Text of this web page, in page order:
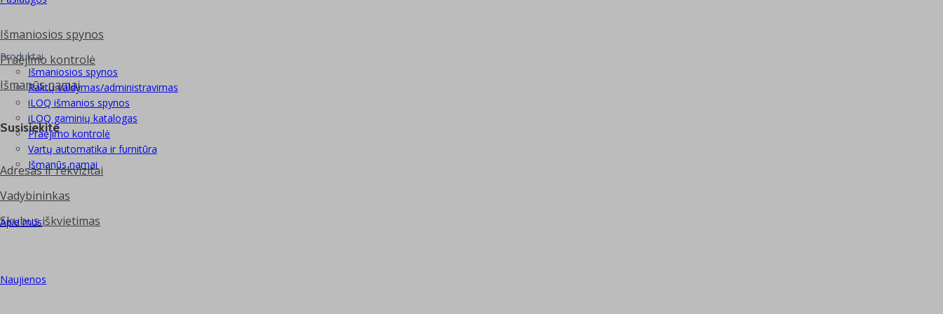
Produktai
Išmaniosios spynos
Raktų valdymas/administravimas
iLOQ išmanios spynos
iLOQ gaminių katalogas
Praėjimo kontrolė
Vartų automatika ir furnitūra
Išmanūs namai
Apie mus
Naujienos
Išmaniosios spynos
Praėjimo kontrolė
Išmanūs namai
Susisiekite
Adresas ir rekvizitai
Vadybininkas
Skubus iškvietimas